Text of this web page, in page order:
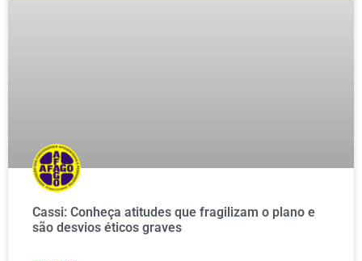
Cassi: Conheça atitudes que fragilizam o plano e
são desvios éticos graves